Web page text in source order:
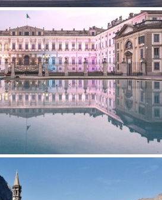
e provincia
e provincia